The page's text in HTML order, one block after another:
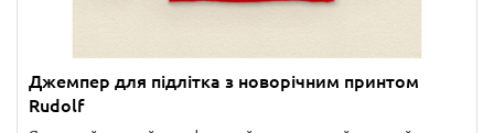
Джемпер для підлітка з новорічним принтом
Rudolf